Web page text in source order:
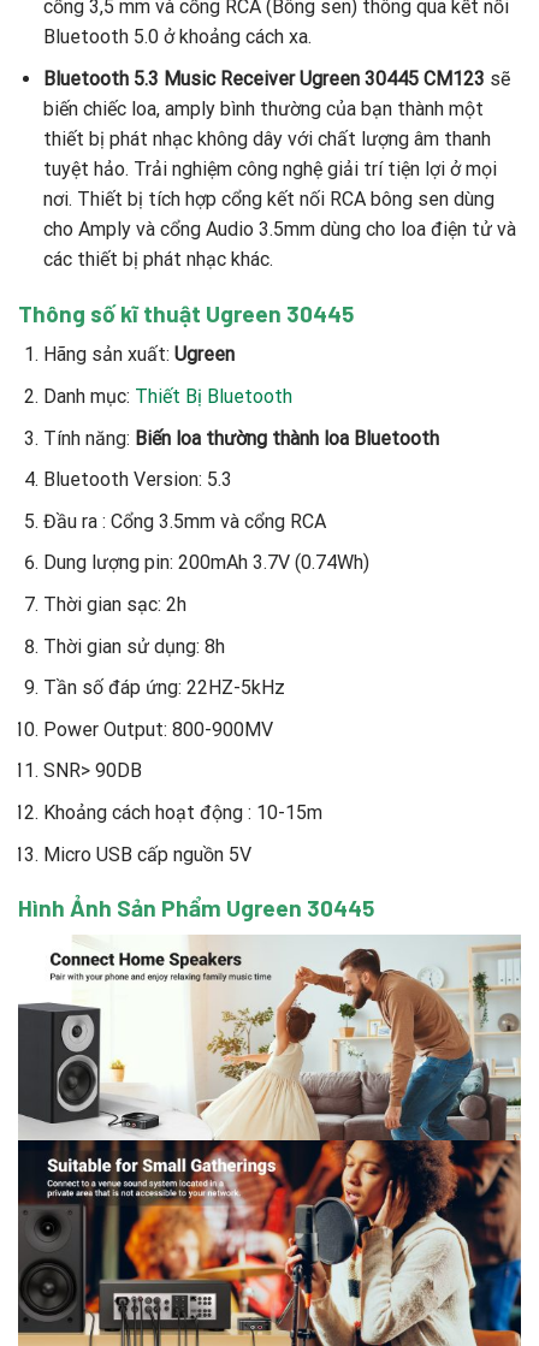
cổng 3,5 mm và cổng RCA (Bông sen) thông qua kết nối
Bluetooth 5.0 ở khoảng cách xa.
Bluetooth 5.3 Music Receiver Ugreen 30445 CM123 sẽ
biến chiếc loa, amply bình thường của bạn thành một
thiết bị phát nhạc không dây với chất lượng âm thanh
tuyệt hảo. Trải nghiệm công nghệ giải trí tiện lợi ở mọi
nơi. Thiết bị tích hợp cổng kết nối RCA bông sen dùng
cho Amply và cổng Audio 3.5mm dùng cho loa điện tử và
các thiết bị phát nhạc khác.
Thông số kĩ thuật Ugreen 30445
Hãng sản xuất: Ugreen
Danh mục: Thiết Bị Bluetooth
Tính năng: Biến loa thường thành loa Bluetooth
Bluetooth Version: 5.3
Đầu ra : Cổng 3.5mm và cổng RCA
Dung lượng pin: 200mAh 3.7V (0.74Wh)
Thời gian sạc: 2h
Thời gian sử dụng: 8h
Tần số đáp ứng: 22HZ-5kHz
Power Output: 800-900MV
SNR> 90DB
Khoảng cách hoạt động : 10-15m
Micro USB cấp nguồn 5V
Hình Ảnh Sản Phẩm Ugreen 30445